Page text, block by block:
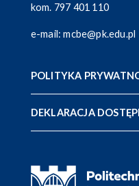
kom. 797 401 110
e-mail:mcbe@pk.edu.pl
POLITYKA
DEKLARACJA